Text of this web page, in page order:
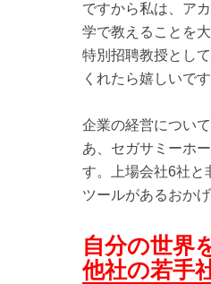
ですから私は、ア
学で教えることを
特別招聘教授とし
くれたら嬉しいです
企業の経営につい
あ、セガサミーホ
す。上場会社6社と
ツールがあるおかげ
自分の世界
他社の若手